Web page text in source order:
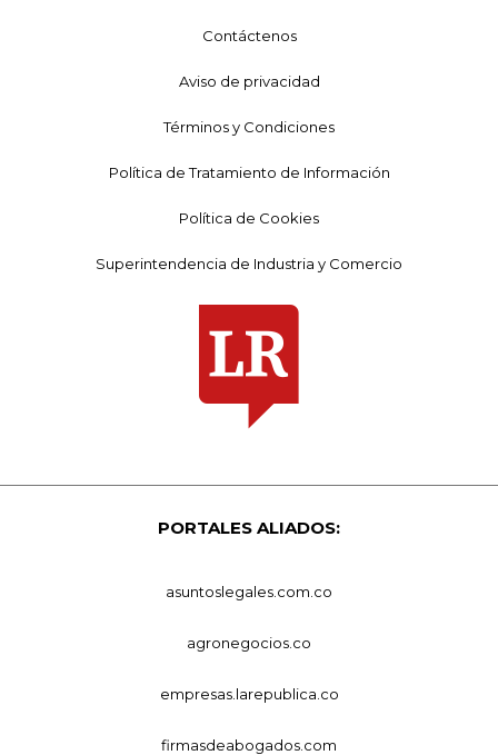
Contáctenos
Aviso de privacidad
Términos y Condiciones
Política de Tratamiento de Información
Política de Cookies
Superintendencia de Industria y Comercio
PORTALES ALIADOS:
asuntoslegales.com.co
agronegocios.co
empresas.larepublica.co
firmasdeabogados.com